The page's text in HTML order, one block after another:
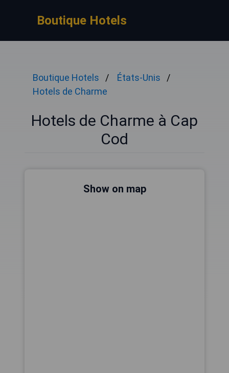
Boutique Hotels
Boutique Hotels
États-Unis
Hotels de Charme
Hotels de Charme à Cap
Cod
Show on map